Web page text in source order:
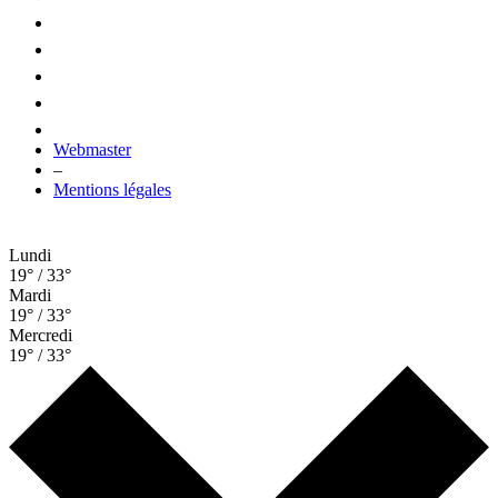
Webmaster
–
Mentions légales
Lundi
19° / 33°
Mardi
19° / 33°
Mercredi
19° / 33°